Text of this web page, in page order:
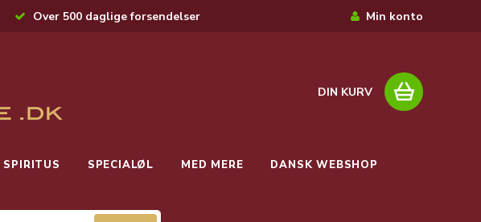
Over 500 daglige forsendelser Min konto
DIN KURV
SPIRITUS SPECIALØL MED MERE DANSK WEBSHOP